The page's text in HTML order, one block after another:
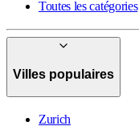
Toutes les catégories
Villes populaires
Zurich